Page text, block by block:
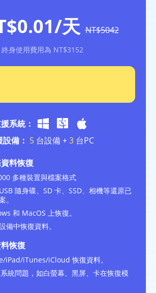
/天 NT$5042
終身使用費用為 NT$3152
系統：
備： 5台設備 +3台PC
料恢復
多種裝置與檔案格式
隨身碟、SD 卡、SSD、相機等還原已
。
和 MacOS 上恢復。
備中恢復資料。
恢復
iPad/iTunes/iCloud 恢復資料。
統問題，如白螢幕、黑屏、卡在恢復模